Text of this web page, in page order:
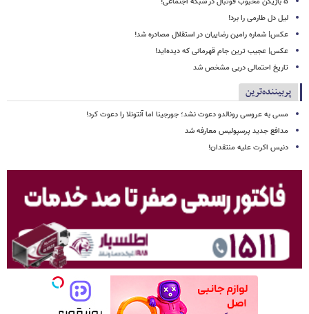
لیل دل طارمی را برد!
عکس| شماره رامین رضاییان در استقلال مصادره شد!
عکس| عجیب ترین جام قهرمانی که دیده‌اید!
تاریخ احتمالی دربی مشخص شد
پربیننده‌ترین
مسی به عروسی رونالدو دعوت نشد؛ جورجینا اما آنتونلا را دعوت کرد!
مدافع جدید پرسپولیس معارفه شد
دنیس اکرت علیه منتقدان!